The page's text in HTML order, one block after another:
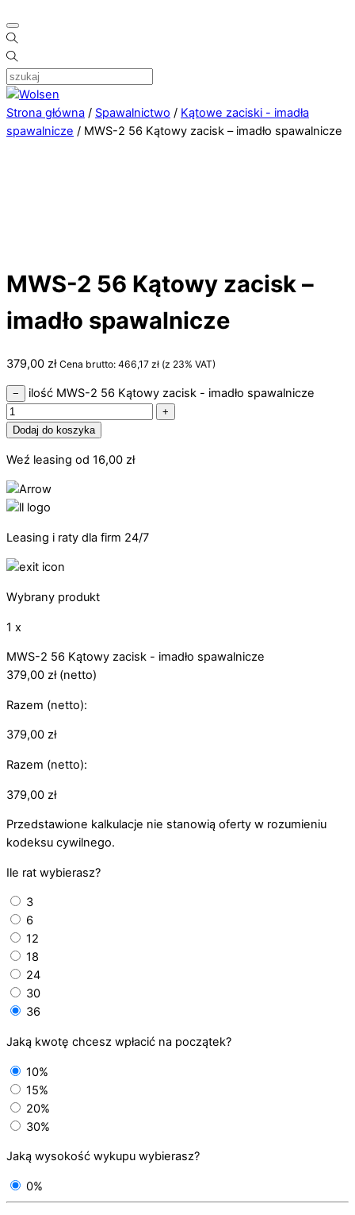
Strona główna / Spawalnictwo / Kątowe zaciski - imadła
spawalnicze / MWS-2 56 Kątowy zacisk – imadło spawalnicze
MWS-2 56 Kątowy zacisk –
imadło spawalnicze
379,00 zł Cena brutto: 466,17 zł (z 23% VAT)
− ilość MWS-2 56 Kątowy zacisk - imadło spawalnicze
+
Dodaj do koszyka
Weź leasing od 16,00 zł
Leasing i raty dla firm 24/7
Wybrany produkt
1 x
MWS-2 56 Kątowy zacisk - imadło spawalnicze
379,00 zł(netto)
Razem (netto):
379,00 zł
Razem (netto):
379,00 zł
Przedstawione kalkulacje nie stanowią oferty w rozumieniu
kodeksu cywilnego.
Ile rat wybierasz?
3
6
12
18
24
30
36
Jaką kwotę chcesz wpłacić na początek?
10%
15%
20%
30%
Jaką wysokość wykupu wybierasz?
0%